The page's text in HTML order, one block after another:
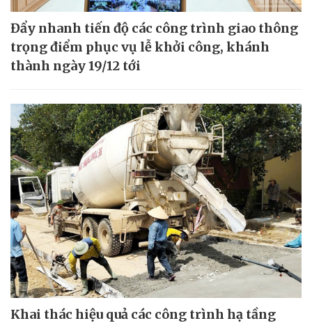
Đẩy nhanh tiến độ các công trình giao thông
trọng điểm phục vụ lễ khởi công, khánh
thành ngày 19/12 tới
Khai thác hiệu quả các công trình hạ tầng